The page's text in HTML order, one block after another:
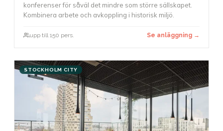
konferenser för såväl det mindre som större sällskapet.
Kombinera arbete och avkoppling i historisk miljö.
upp till 150 pers. Se anläggning →
STOCKHOLM CITY